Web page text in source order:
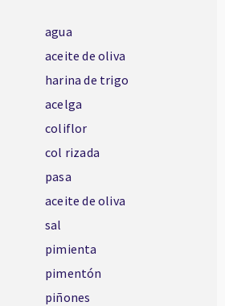
agua
aceite de oliva
harina de trigo
acelga
coliflor
col rizada
pasa
aceite de oliva
sal
pimienta
pimentón
piñones